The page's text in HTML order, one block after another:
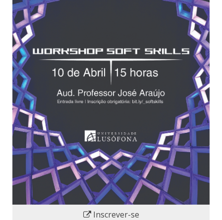
Inscrever-se